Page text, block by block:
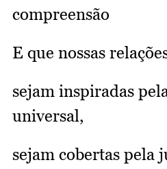
compreensão
E que nossas
sejam inspiradas
universal,
sejam cobertas pela